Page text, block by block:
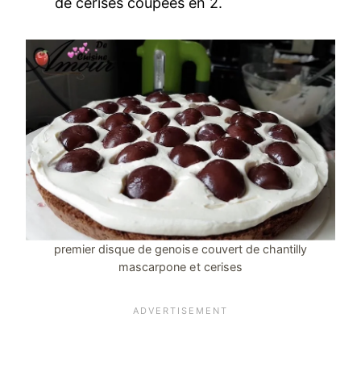
premier disque de genoise couvert de chantilly
mascarpone et cerises